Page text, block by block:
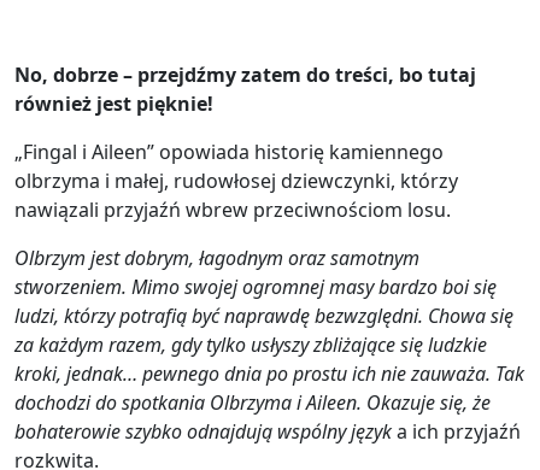
No, dobrze – przejdźmy zatem do treści, bo tutaj
również jest pięknie!
„Fingal i Aileen” opowiada historię kamiennego
olbrzyma i małej, rudowłosej dziewczynki, którzy
nawiązali przyjaźń wbrew przeciwnościom losu.
Olbrzym jest dobrym, łagodnym oraz samotnym
stworzeniem. Mimo swojej ogromnej masy bardzo boi się
ludzi, którzy potrafią być naprawdę bezwzględni. Chowa się
za każdym razem, gdy tylko usłyszy zbliżające się ludzkie
kroki, jednak… pewnego dnia po prostu ich nie zauważa. Tak
dochodzi do spotkania Olbrzyma i Aileen. Okazuje się, że
bohaterowie szybko odnajdują wspólny języka ich przyjaźń
rozkwita.